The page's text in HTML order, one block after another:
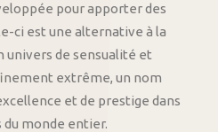
pour apporter des
ci est une alternative à la
univers de sensualité et
extrême, un nom
et de prestige dans
monde entier.